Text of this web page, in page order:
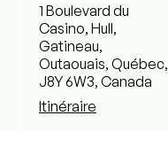
1 Boulevard du
Casino, Hull,
Gatineau,
Outaouais, Québec,
J8Y 6W3, Canada
Itinéraire